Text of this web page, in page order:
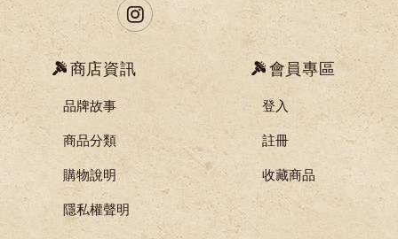
商店資訊
品牌故事
商品分類
購物說明
隱私權聲明
會員專區
登入
註冊
收藏商品